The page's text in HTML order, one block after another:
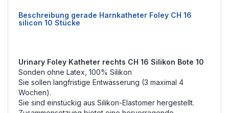
Beschreibung gerade Harnkatheter Foley CH 16
silicon 10 Stücke
Urinary Foley Katheter rechts CH 16 Silikon Bote 10
Sonden ohne Latex, 100% Silikon
Sie sollen langfristige Entwässerung (3 maximal 4
Wochen).
Sie sind einstückig aus Silikon-Elastomer hergestellt.